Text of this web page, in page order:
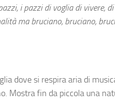
i pazzi di voglia di vivere,
ma bruciano, bruciano,
dove si respira aria di
Mostra fin da piccola una